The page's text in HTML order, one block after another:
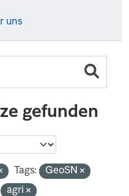
uns
gefunden
Tags:
GeoSN
agri